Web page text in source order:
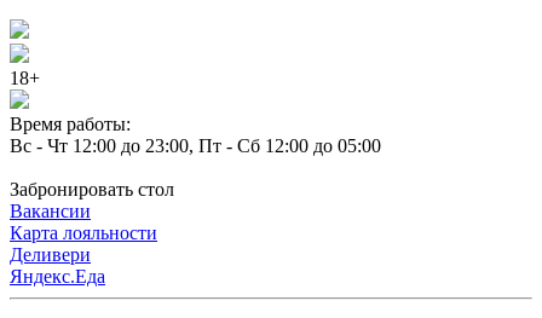
18+
Время работы:
Вс - Чт 12:00 до 23:00, Пт - Сб 12:00 до 05:00
Забронировать стол
Вакансии
Карта лояльности
Деливери
Яндекс.Еда